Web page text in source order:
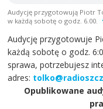
Audycję przygotowują Piotr
w każdą sobotę o godz. 6.00.
Audycję przygotowuje
każdą sobotę o godz.
sprawa, potrzebujesz
adres:
Opublikowane